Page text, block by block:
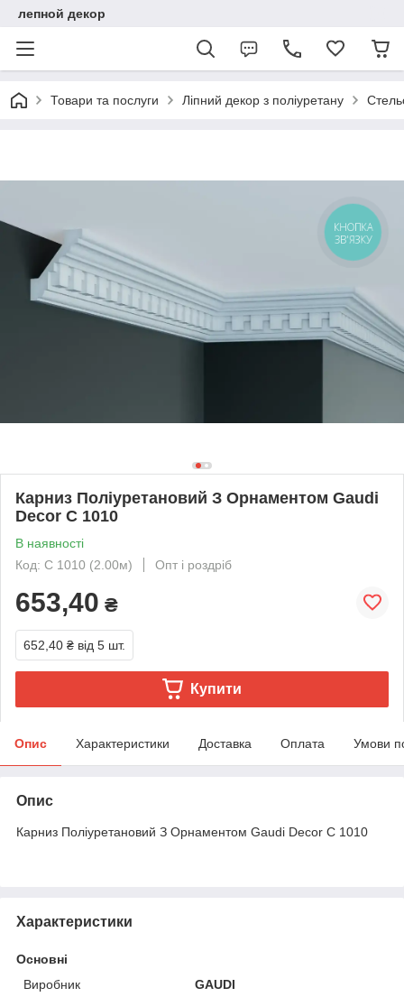
лепной декор
Товари та послуги Ліпний декор з поліуретану
Карниз Поліуретановий З Орнаментом Gaudi
Decor C 1010
В наявності
Код: C 1010 (2.00м)
Опт і роздріб
653,40 ₴
652,40 ₴ від 5 шт.
Купити
Опис Характеристики Доставка Оплата Умови
Опис
Карниз Поліуретановий З Орнаментом Gaudi Decor C 1010
Характеристики
Основні
Виробник
GAUDI
КНОПКА
ЗВ'ЯЗКУ